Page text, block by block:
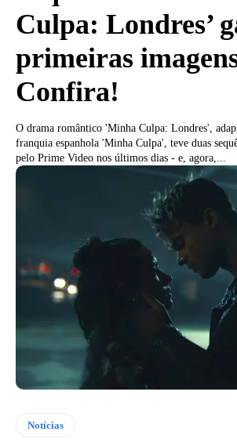
Culpa: Londres’
primeiras
Confira!
O drama romântico 'Minha Culpa: Londres',
franquia espanhola 'Minha Culpa', teve duas
pelo Prime Video nos últimos dias - e, agora,...
Notícias